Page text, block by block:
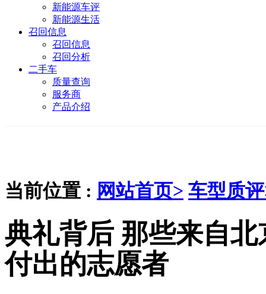
新能源车评
新能源生活
召回信息
召回信息
召回分析
二手车
质量查询
服务商
产品介绍
当前位置 : 网站首页> 车型质
典礼背后 那些来自
付出的志愿者